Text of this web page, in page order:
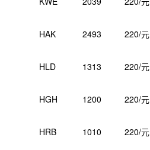
HAK 2493 220/元
HLD 1313 220/元
HGH 1200 220/元
HRB 1010 220/元